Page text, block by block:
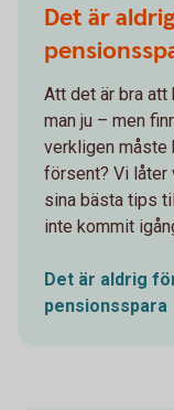
Det är
Att det är bra
man ju – men
verkligen måste
försent? Vi låter
sina bästa tips
inte kommit
Det är aldrig
pensionsspara